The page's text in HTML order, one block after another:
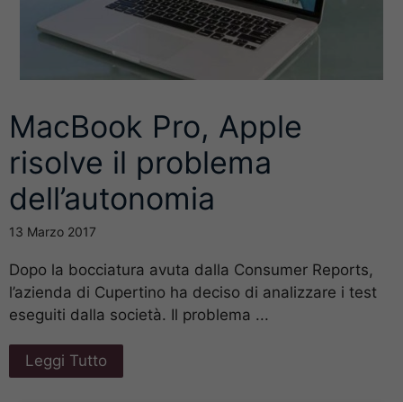
MacBook Pro, Apple
risolve il problema
dell’autonomia
13 Marzo 2017
Dopo la bocciatura avuta dalla Consumer Reports,
l’azienda di Cupertino ha deciso di analizzare i test
eseguiti dalla società. Il problema ...
Leggi Tutto